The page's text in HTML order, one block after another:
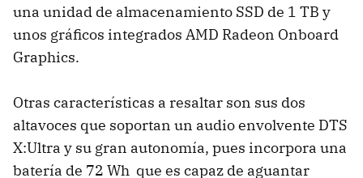
una unidad de almacenamiento SSD de 1 TB y
unos gráficos integrados AMD Radeon Onboard
Graphics.
Otras características a resaltar son sus dos
altavoces que soportan un audio envolvente DTS
X:Ultra y su gran autonomía, pues incorpora una
batería de 72 Wh que es capaz de aguantar